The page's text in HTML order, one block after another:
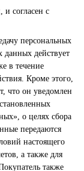
и согласен с
персональных
данных действует
в течение
Кроме этого,
что он уведомлен
о целях сбора
передаются
настоящего
а также для
также